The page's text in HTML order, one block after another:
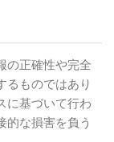
の正確性や完全
るものではあり
に基づいて行わ
的な損害を負う